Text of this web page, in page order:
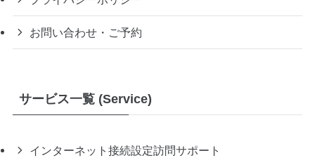
お問い合わせ・ご予約
サービス一覧 (Service)
インターネット接続設定訪問サポート